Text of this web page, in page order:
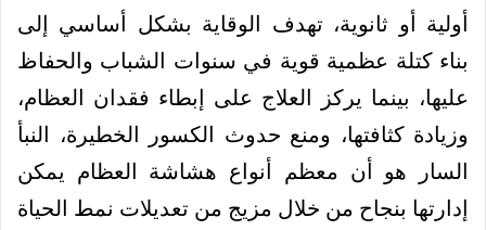
أولية أو ثانوية، تهدف الوقاية بشكل أساسي إلى
بناء كتلة عظمية قوية في سنوات الشباب والحفاظ
عليها، بينما يركز العلاج على إبطاء فقدان العظام،
وزيادة كثافتها، ومنع حدوث الكسور الخطيرة، النبأ
السار هو أن معظم أنواع هشاشة العظام يمكن
إدارتها بنجاح من خلال مزيج من تعديلات نمط الحياة